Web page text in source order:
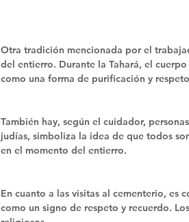
Otra tradición mencionada por el
del entierro. Durante la Tahará, el
como una forma de purificación y
También hay, según el cuidador,
judías, simboliza la idea de que todos
en el momento del entierro.
En cuanto a las visitas al cementerio, es
como un signo de respeto y recuerdo.